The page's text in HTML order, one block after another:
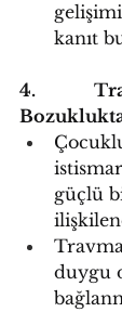
kanıt
4.
güçlü
duygu